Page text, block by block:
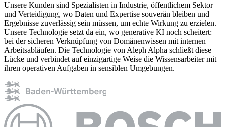
Unsere Kunden sind Spezialisten in Industrie, öffentlichem Sektor
und Verteidigung, wo Daten und Expertise souverän bleiben und
Ergebnisse zuverlässig sein müssen, um echte Wirkung zu erzielen.
Unsere Technologie setzt da ein, wo generative KI noch scheitert:
bei der sicheren Verknüpfung von Domänenwissen mit internen
Arbeitsabläufen. Die Technologie von Aleph Alpha schließt diese
Lücke und verbindet auf einzigartige Weise die Wissensarbeiter mit
ihren operativen Aufgaben in sensiblen Umgebungen.